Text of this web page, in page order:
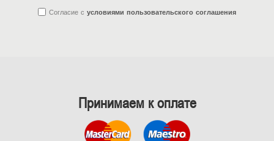
Согласие с условиями пользовательского соглашения
Принимаем к оплате